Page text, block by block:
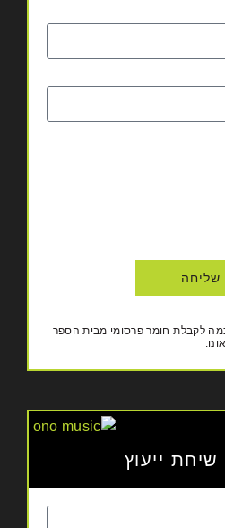
שליחה
לקבלת חומר פרסומי מבית הספר
שיחת ייעוץ